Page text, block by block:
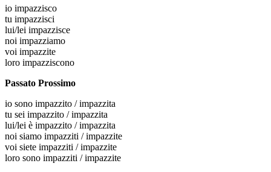
io impazzisco
tu impazzisci
lui/lei impazzisce
noi impazziamo
voi impazzite
loro impazziscono
Passato Prossimo
io sono impazzito / impazzita
tu sei impazzito / impazzita
lui/lei è impazzito / impazzita
noi siamo impazziti / impazzite
voi siete impazziti / impazzite
loro sono impazziti / impazzite